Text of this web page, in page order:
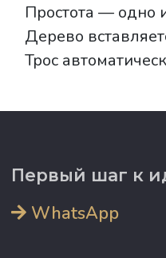
Простота — одно
Дерево
Трос
Первый шаг к
WhatsApp